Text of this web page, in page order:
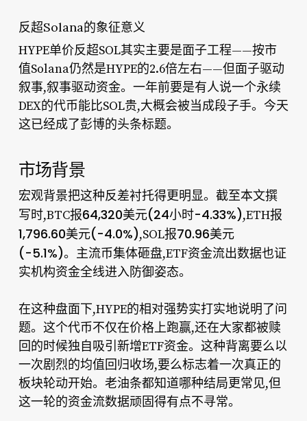
反超Solana的象征意义
HYPE单价反超SOL其实主要是面子工程——按市
值Solana仍然是HYPE的2.6倍左右——但面子驱动
叙事,叙事驱动资金。一年前要是有人说一个永续
DEX的代币能比SOL贵,大概会被当成段子手。今天
这已经成了彭博的头条标题。
市场背景
宏观背景把这种反差衬托得更明显。截至本文撰
写时,BTC报64,320美元(24小时-4.33%),ETH报
1,796.60美元(-4.0%),SOL报70.96美元
(-5.1%)。主流币集体砸盘,ETF资金流出数据也证
实机构资金全线进入防御姿态。
在这种盘面下,HYPE的相对强势实打实地说明了问
题。这个代币不仅在价格上跑赢,还在大家都被赎
回的时候独自吸引新增ETF资金。这种背离要么以
一次剧烈的均值回归收场,要么标志着一次真正的
板块轮动开始。老油条都知道哪种结局更常见,但
这一轮的资金流数据顽固得有点不寻常。